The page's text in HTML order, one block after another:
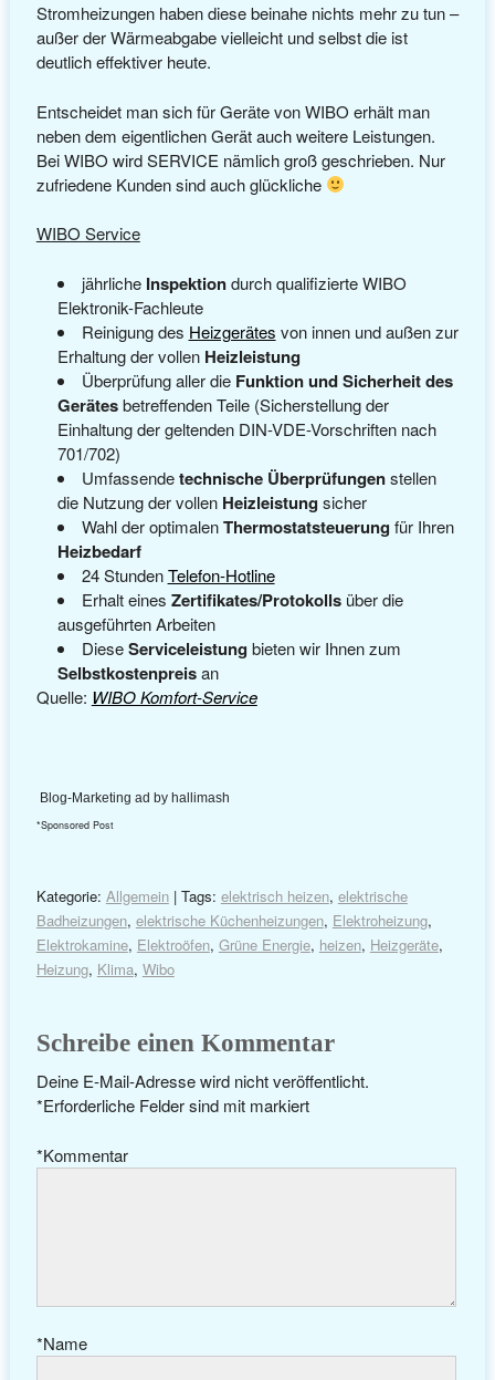
Stromheizungen haben diese beinahe nichts mehr zu tun –
außer der Wärmeabgabe vielleicht und selbst die ist
deutlich effektiver heute.
Entscheidet man sich für Geräte von WIBO erhält man
neben dem eigentlichen Gerät auch weitere Leistungen.
Bei WIBO wird SERVICE nämlich groß geschrieben. Nur
zufriedene Kunden sind auch glückliche
WIBO Service
jährliche Inspektiondurch qualifizierte WIBO
Elektronik-Fachleute
Reinigung des Heizgerätes von innen und außen zur
Erhaltung der vollen Heizleistung
Überprüfung aller die Funktion und Sicherheit des
Gerätesbetreffenden Teile (Sicherstellung der
Einhaltung der geltenden DIN-VDE-Vorschriften nach
701/702)
Umfassendetechnische Überprüfungenstellen
die Nutzung der vollen Heizleistungsicher
Wahl der optimalenThermostatsteuerungfür Ihren
Heizbedarf
24 StundenTelefon-Hotline
Erhalt eines Zertifikates/Protokollsüber die
ausgeführten Arbeiten
DieseServiceleistungbieten wir Ihnen zum
Selbstkostenpreisan
Quelle: WIBO Komfort-Service
Blog-Marketing ad by hallimash
*Sponsored Post
Kategorie: Allgemein| Tags: elektrisch heizen, elektrische
Badheizungen, elektrische Küchenheizungen, Elektroheizung,
Elektrokamine, Elektroöfen, Grüne Energie, heizen, Heizgeräte,
Heizung, Klima, Wibo
Schreibe einen Kommentar
Deine E-Mail-Adresse wird nicht veröffentlicht.
Erforderliche Felder sind mit
* markiert
Kommentar
*
Name
*